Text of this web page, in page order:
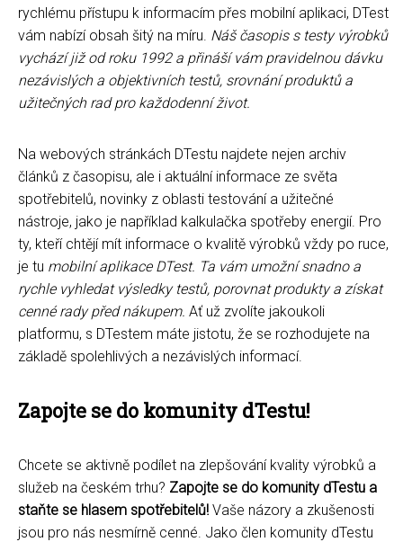
rychlému přístupu k informacím přes mobilní aplikaci, DTest
vám nabízí obsah šitý na míru. Náš časopis s testy výrobků
vychází již od roku 1992 a přináší vám pravidelnou dávku
nezávislých a objektivních testů, srovnání produktů a
užitečných rad pro každodenní život.
Na webových stránkách DTestu najdete nejen archiv
článků z časopisu, ale i aktuální informace ze světa
spotřebitelů, novinky z oblasti testování a užitečné
nástroje, jako je například kalkulačka spotřeby energií. Pro
ty, kteří chtějí mít informace o kvalitě výrobků vždy po ruce,
je tu mobilní aplikace DTest. Ta vám umožní snadno a
rychle vyhledat výsledky testů, porovnat produkty a získat
cenné rady před nákupem. Ať už zvolíte jakoukoli
platformu, s DTestem máte jistotu, že se rozhodujete na
základě spolehlivých a nezávislých informací.
Zapojte se do komunity dTestu!
Chcete se aktivně podílet na zlepšování kvality výrobků a
služeb na českém trhu? Zapojte se do komunity dTestu a
staňte se hlasem spotřebitelů! Vaše názory a zkušenosti
jsou pro nás nesmírně cenné. Jako člen komunity dTestu